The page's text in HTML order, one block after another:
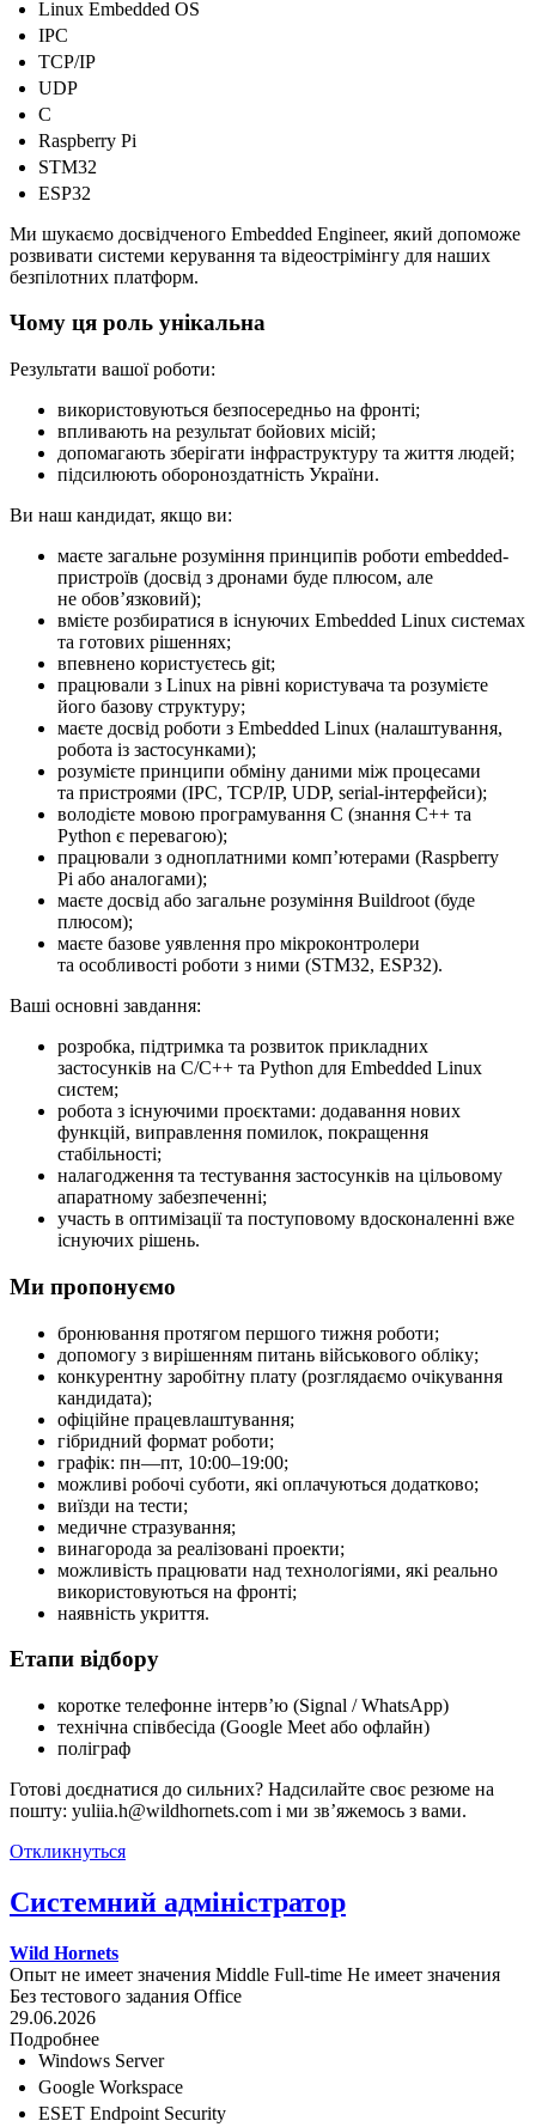
Linux Embedded OS
IPC
TCP/IP
UDP
C
Raspberry Pi
STM32
ESP32
Ми шукаємо досвідченого Embedded Engineer, який допоможе
розвивати системи керування та відеострімінгу для наших
безпілотних платформ.
Чому ця роль унікальна
Результати вашої роботи:
використовуються безпосередньо на фронті;
впливають на результат бойових місій;
допомагають зберігати інфраструктуру та життя людей;
підсилюють обороноздатність України.
Ви наш кандидат, якщо ви:
маєте загальне розуміння принципів роботи embedded-
пристроїв (досвід з дронами буде плюсом, але
не обовʼязковий);
вмієте розбиратися в існуючих Embedded Linux системах
та готових рішеннях;
впевнено користуєтесь git;
працювали з Linux на рівні користувача та розумієте
його базову структуру;
маєте досвід роботи з Embedded Linux (налаштування,
робота із застосунками);
розумієте принципи обміну даними між процесами
та пристроями (IPC, TCP/IP, UDP, serial-інтерфейси);
володієте мовою програмування C (знання C++ та
Python є перевагою);
працювали з одноплатними компʼютерами (Raspberry
Pi або аналогами);
маєте досвід або загальне розуміння Buildroot (буде
плюсом);
маєте базове уявлення про мікроконтролери
та особливості роботи з ними (STM32, ESP32).
Ваші основні завдання:
розробка, підтримка та розвиток прикладних
застосунків на C/C++ та Python для Embedded Linux
систем;
робота з існуючими проєктами: додавання нових
функцій, виправлення помилок, покращення
стабільності;
налагодження та тестування застосунків на цільовому
апаратному забезпеченні;
участь в оптимізації та поступовому вдосконаленні вже
існуючих рішень.
Ми пропонуємо
бронювання протягом першого тижня роботи;
допомогу з вирішенням питань військового обліку;
конкурентну заробітну плату (розглядаємо очікування
кандидата);
офіційне працевлаштування;
гібридний формат роботи;
графік: пн—пт, 10:00–19:00;
можливі робочі суботи, які оплачуються додатково;
виїзди на тести;
медичне стразування;
винагорода за реалізовані проекти;
можливість працювати над технологіями, які реально
використовуються на фронті;
наявність укриття.
Етапи відбору
коротке телефонне інтерв’ю (Signal / WhatsApp)
технічна співбесіда (Google Meet або офлайн)
поліграф
Готові доєднатися до сильних? Надсилайте своє резюме на
пошту: yuliia.h@wildhornets.com і ми звʼяжемось з вами.
Откликнуться
Системний адміністратор
Wild Hornets
Опыт не имеет значения Middle Full-time Не имеет значения
Без тестового задания Office
29.06.2026
Подробнее
Windows Server
Google Workspace
ESET Endpoint Security